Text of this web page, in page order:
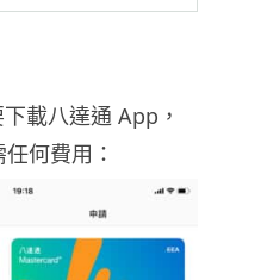
載八達通 App，
何費用：